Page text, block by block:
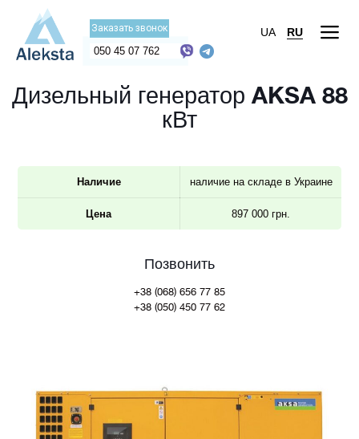
Заказать звонок
050 45 07 762
UA RU
Дизельный генератор AKSA 88
кВт
Наличие наличие на складе в Украине
Цена 897 000 грн.
Позвонить
+38 (068) 656 77 85
+38 (050) 450 77 62